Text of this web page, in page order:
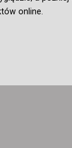
online.